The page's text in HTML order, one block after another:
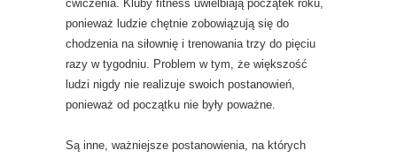
ćwiczenia. Kluby fitness uwielbiają początek roku,
ponieważ ludzie chętnie zobowiązują się do
chodzenia na siłownię i trenowania trzy do pięciu
razy w tygodniu. Problem w tym, że większość
ludzi nigdy nie realizuje swoich postanowień,
ponieważ od początku nie były poważne.
Są inne, ważniejsze postanowienia, na których